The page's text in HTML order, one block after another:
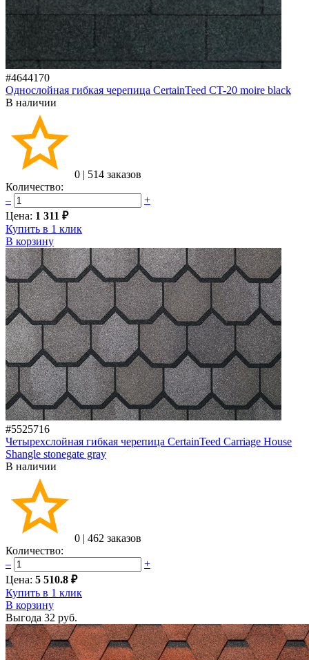
#4644170
Однослойная гибкая черепица CertainTeed CT-20 moire black
В наличии
0 | 514 заказов
Количество:
–
+
Цена: 1 311 ₽
Купить в 1 клик
В корзину
#5525716
Четырехслойная гибкая черепица CertainTeed Carriage House
Shangle stonegate gray
В наличии
0 | 462 заказов
Количество:
–
+
Цена: 5 510.8 ₽
Купить в 1 клик
В корзину
Выгода 32 руб.